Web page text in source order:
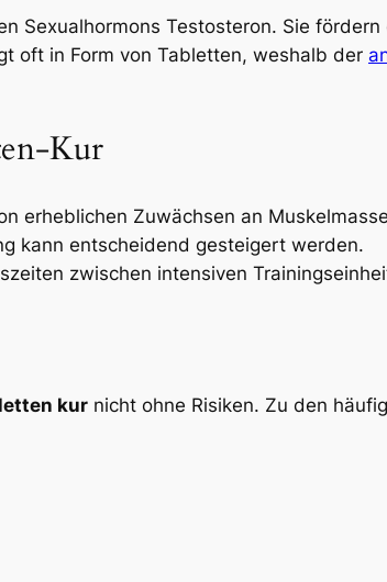
Sexualhormons Testosteron. Sie
oft in Form von Tabletten, weshalb der
Kur
erheblichen Zuwächsen an
kann entscheidend gesteigert werden.
zwischen intensiven
kur nicht ohne Risiken. Zu den